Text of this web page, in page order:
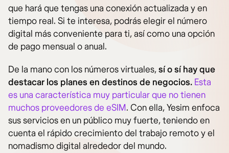
que hará que tengas una conexión actualizada y en
tiempo real. Si te interesa, podrás elegir el número
digital más conveniente para ti, así como una opción
de pago mensual o anual.
De la mano con los números virtuales,sí o sí hay que
destacar los planes en destinos de negocios. Esta
es una característica muy particular que no tienen
muchos proveedores de eSIM. Con ella, Yesim enfoca
sus servicios en un público muy fuerte, teniendo en
cuenta el rápido crecimiento del trabajo remoto y el
nomadismo digital alrededor del mundo.